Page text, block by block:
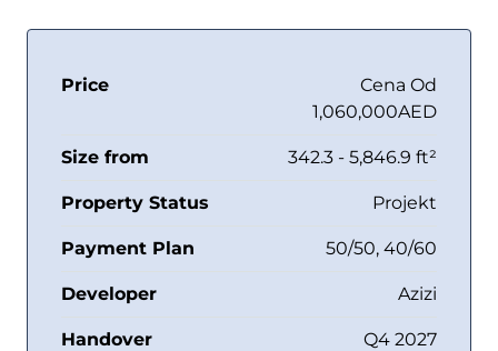
Price
Cena Od
1,060,000AED
Size from 342.3 - 5,846.9 ft²
Property Status Projekt
Payment Plan 50/50, 40/60
Developer Azizi
Handover Q4 2027